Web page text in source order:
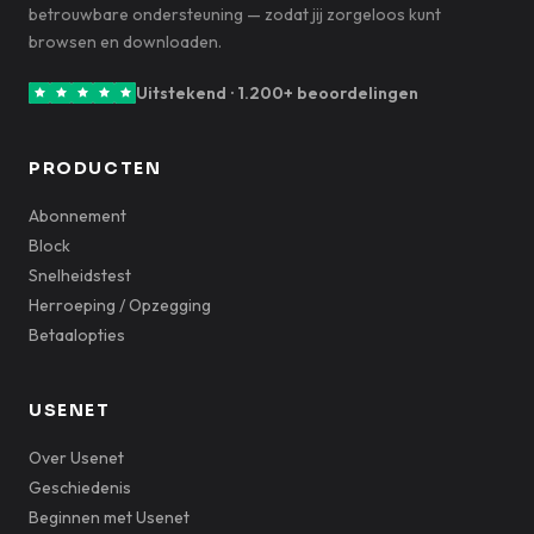
betrouwbare ondersteuning — zodat jij zorgeloos kunt
browsen en downloaden.
Uitstekend · 1.200+ beoordelingen
PRODUCTEN
Abonnement
Block
Snelheidstest
Herroeping / Opzegging
Betaalopties
USENET
Over Usenet
Geschiedenis
Beginnen met Usenet